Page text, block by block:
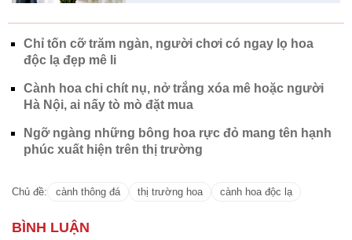
Chỉ tốn cỡ trăm ngàn, người chơi có ngay lọ hoa
độc lạ đẹp mê li
Cành hoa chi chít nụ, nở trắng xóa mê hoặc người
Hà Nội, ai nấy tò mò đặt mua
Ngỡ ngàng những bông hoa rực đỏ mang tên hạnh
phúc xuất hiện trên thị trường
Chủ đề: cành thông đá thị trường hoa cành hoa độc lạ